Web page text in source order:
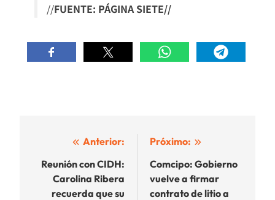
//FUENTE: PÁGINA SIETE//
Navegación
de
entradas
Anterior:
Reunión con CIDH:
Carolina Ribera
recuerda que su
Próximo:
Comcipo: Gobierno
vuelve a firmar
contrato de litio a